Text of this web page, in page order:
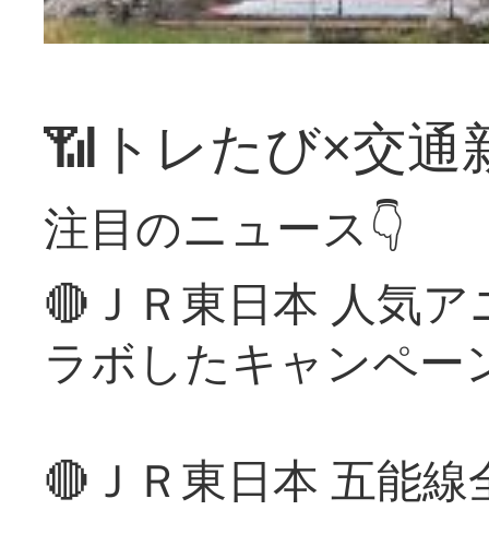
📶トレたび×交通
注目のニュース👇
🔴ＪＲ東日本 人気
ラボしたキャンペー
🔴ＪＲ東日本 五能